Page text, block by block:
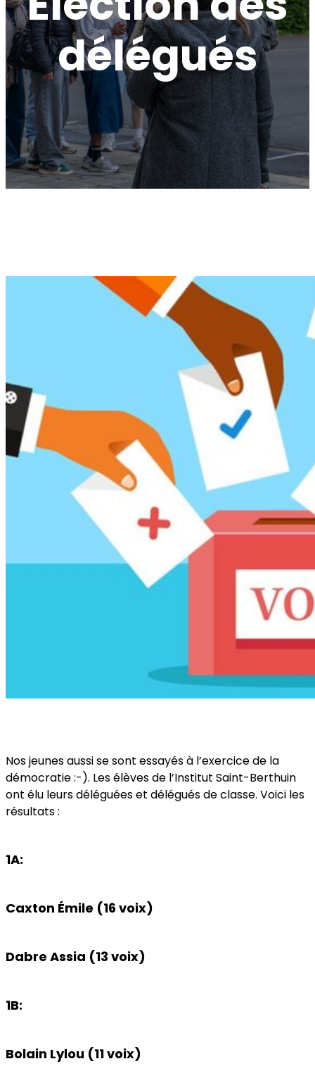
délégués
Nos jeunes aussi se sont essayés à l’exercice de la
démocratie :-). Les élèves de l’Institut Saint-Berthuin
ont élu leurs déléguées et délégués de classe. Voici les
résultats :
1A:
Caxton Émile (16 voix)
Dabre Assia (13 voix)
1B:
Bolain Lylou (11 voix)